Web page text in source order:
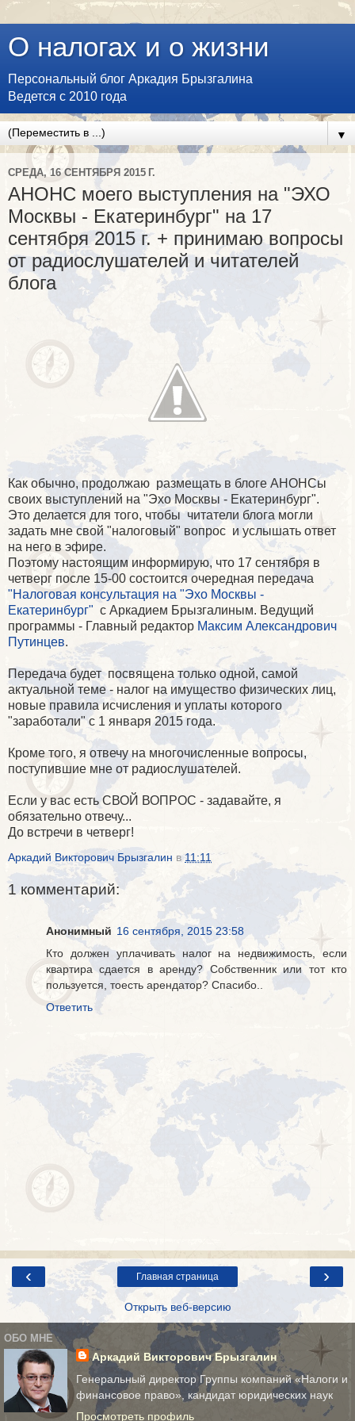
О налогах и о жизни
Персональный блог Аркадия Брызгалина
Ведется с 2010 года
▼
СРЕДА, 16 СЕНТЯБРЯ 2015 Г.
АНОНС моего выступления на "ЭХО
Москвы - Екатеринбург" на 17
сентября 2015 г. + принимаю вопросы
от радиослушателей и читателей
блога
Как обычно, продолжаю размещать в блоге АНОНСы
своих выступлений на "Эхо Москвы - Екатеринбург".
Это делается для того, чтобы читатели блога могли
задать мне свой "налоговый" вопрос и услышать ответ
на него в эфире.
Поэтому настоящим информирую, что 17 сентября в
четверг после 15-00 состоится очередная передача
"Налоговая консультация на "Эхо Москвы -
Екатеринбург" с Аркадием Брызгалиным. Ведущий
программы - Главный редактор Максим Александрович
Путинцев.
Передача будет посвящена только одной, самой
актуальной теме - налог на имущество физических лиц,
новые правила исчисления и уплаты которого
"заработали" с 1 января 2015 года.
Кроме того, я отвечу на многочисленные вопросы,
поступившие мне от радиослушателей.
Если у вас есть СВОЙ ВОПРОС - задавайте, я
обязательно отвечу...
До встречи в четверг!
Аркадий Викторович Брызгалин в 11:11
1 комментарий:
Анонимный 16 сентября, 2015 23:58
Кто должен уплачивать налог на недвижимость, если
квартира сдается в аренду? Собственник или тот кто
пользуется, тоесть арендатор? Спасибо..
Ответить
‹ ›
Главная страница
Открыть веб-версию
ОБО МНЕ
Аркадий Викторович Брызгалин
Генеральный директор Группы компаний «Налоги и
финансовое право», кандидат юридических наук
Просмотреть профиль